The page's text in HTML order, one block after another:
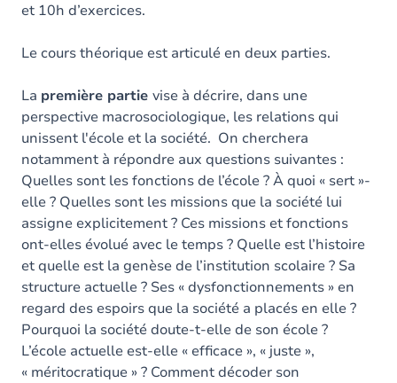
et 10h d’exercices.
Le cours théorique est articulé en deux parties.
La première partie vise à décrire, dans une
perspective macrosociologique, les relations qui
unissent l'école et la société. On cherchera
notamment à répondre aux questions suivantes :
Quelles sont les fonctions de l’école ? À quoi « sert »-
elle ? Quelles sont les missions que la société lui
assigne explicitement ? Ces missions et fonctions
ont-elles évolué avec le temps ? Quelle est l’histoire
et quelle est la genèse de l’institution scolaire ? Sa
structure actuelle ? Ses « dysfonctionnements » en
regard des espoirs que la société a placés en elle ?
Pourquoi la société doute-t-elle de son école ?
L’école actuelle est-elle « efficace », « juste »,
« méritocratique » ? Comment décoder son